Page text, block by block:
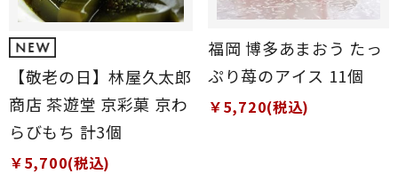
【敬老の日】林屋久太郎
商店 茶遊堂 京彩菓 京わ
らびもち 計3個
￥5,700(税込)
福岡 博多あまおう たっ
ぷり苺のアイス 11個
￥5,720(税込)